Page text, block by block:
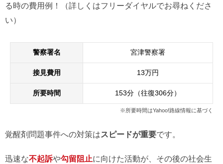
る時の費用例！（詳しくはフリーダイヤルでお尋ねくださ
い）
警察署名 宮津警察署
接見費用 13万円
所要時間 153分（往復306分）
※所要時間はYahoo!路線情報に基づく
覚醒剤問題事件への対策はスピードが重要です。
迅速な不起訴や勾留阻止に向けた活動が、その後の社会生